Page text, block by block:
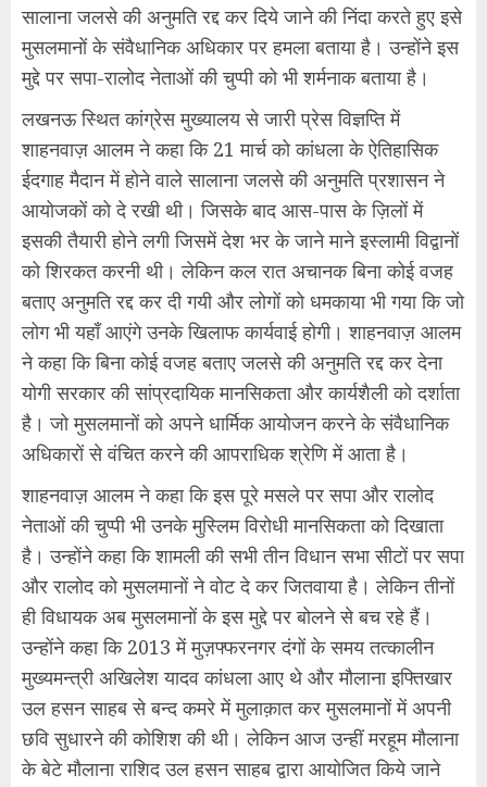
सालाना जलसे की अनुमति रद्द कर दिये जाने की निंदा करते हुए इसे
मुसलमानों के संवैधानिक अधिकार पर हमला बताया है। उन्होंने इस
मुद्दे पर सपा-रालोद नेताओं की चुप्पी को भी शर्मनाक बताया है।
लखनऊ स्थित कांग्रेस मुख्यालय से जारी प्रेस विज्ञप्ति में
शाहनवाज़ आलम ने कहा कि 21 मार्च को कांधला के ऐतिहासिक
ईदगाह मैदान में होने वाले सालाना जलसे की अनुमति प्रशासन ने
आयोजकों को दे रखी थी। जिसके बाद आस-पास के ज़िलों में
इसकी तैयारी होने लगी जिसमें देश भर के जाने माने इस्लामी विद्वानों
को शिरकत करनी थी। लेकिन कल रात अचानक बिना कोई वजह
बताए अनुमति रद्द कर दी गयी और लोगों को धमकाया भी गया कि जो
लोग भी यहाँ आएंगे उनके खिलाफ कार्यवाई होगी। शाहनवाज़ आलम
ने कहा कि बिना कोई वजह बताए जलसे की अनुमति रद्द कर देना
योगी सरकार की सांप्रदायिक मानसिकता और कार्यशैली को दर्शाता
है। जो मुसलमानों को अपने धार्मिक आयोजन करने के संवैधानिक
अधिकारों से वंचित करने की आपराधिक श्रेणि में आता है।
शाहनवाज़ आलम ने कहा कि इस पूरे मसले पर सपा और रालोद
नेताओं की चुप्पी भी उनके मुस्लिम विरोधी मानसिकता को दिखाता
है। उन्होंने कहा कि शामली की सभी तीन विधान सभा सीटों पर सपा
और रालोद को मुसलमानों ने वोट दे कर जितवाया है। लेकिन तीनों
ही विधायक अब मुसलमानों के इस मुद्दे पर बोलने से बच रहे हैं।
उन्होंने कहा कि 2013 में मुज़फ्फरनगर दंगों के समय तत्कालीन
मुख्यमन्त्री अखिलेश यादव कांधला आए थे और मौलाना इफ्तिखार
उल हसन साहब से बन्द कमरे में मुलाक़ात कर मुसलमानों में अपनी
छवि सुधारने की कोशिश की थी। लेकिन आज उन्हीं मरहूम मौलाना
के बेटे मौलाना राशिद उल हसन साहब द्वारा आयोजित किये जाने